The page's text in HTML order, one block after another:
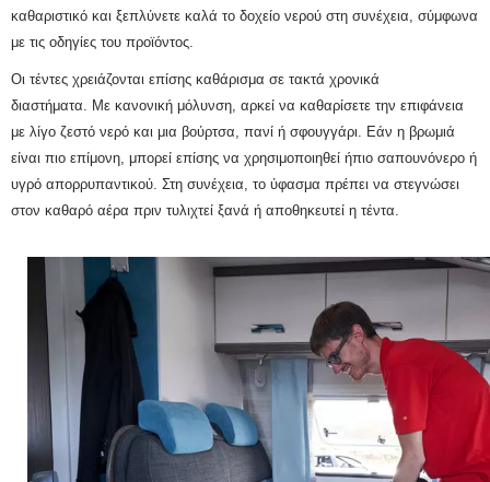
καθαριστικό και ξεπλύνετε καλά το δοχείο νερού στη συνέχεια, σύμφωνα
με τις οδηγίες του προϊόντος.
Οι τέντες χρειάζονται επίσης καθάρισμα σε τακτά χρονικά
διαστήματα. Με κανονική μόλυνση, αρκεί να καθαρίσετε την επιφάνεια
με λίγο ζεστό νερό και μια βούρτσα, πανί ή σφουγγάρι. Εάν η βρωμιά
είναι πιο επίμονη, μπορεί επίσης να χρησιμοποιηθεί ήπιο σαπουνόνερο ή
υγρό απορρυπαντικού. Στη συνέχεια, το ύφασμα πρέπει να στεγνώσει
στον καθαρό αέρα πριν τυλιχτεί ξανά ή αποθηκευτεί η τέντα.